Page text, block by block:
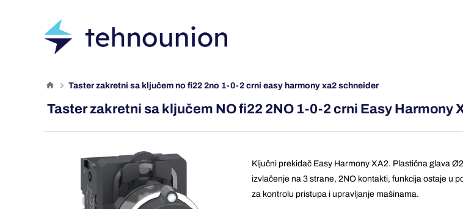
taster zakretni sa ključem no fi22 2no 1-0-2 crni easy harmony xa2 schneider
Taster zakretni sa ključem NO fi22 2NO 1-0-2 crni Easy Harmony
Ključni prekidač Easy Harmony XA2. Plastična glava
izvlačenje na 3 strane, 2NO kontakti, funkcija ostaje u
za kontrolu pristupa i upravljanje mašinama.